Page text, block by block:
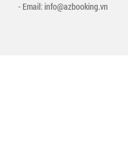
- Email: info@azbooking.vn